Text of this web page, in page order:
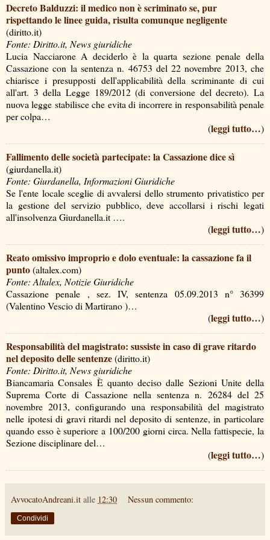
Decreto Balduzzi: il medico non è scriminato se, pur
rispettando le linee guida, risulta comunque negligente
(diritto.it)
Fonte: Diritto.it, News giuridiche
Lucia Nacciarone A deciderlo è la quarta sezione penale della
Cassazione con la sentenza n. 46753 del 22 novembre 2013, che
chiarisce i presupposti dell'applicabilità della scriminante di cui
all'art. 3 della Legge 189/2012 (di conversione del decreto). La
nuova legge stabilisce che evita di incorrere in responsabilità penale
per colpa…
(leggi tutto…)
Fallimento delle società partecipate: la Cassazione dice sì
(giurdanella.it)
Fonte: Giurdanella, Informazioni Giuridiche
Se l'ente locale sceglie di avvalersi dello strumento privatistico per
la gestione del servizio pubblico, deve accollarsi i rischi legati
all'insolvenza Giurdanella.it ….
(leggi tutto…)
Reato omissivo improprio e dolo eventuale: la cassazione fa il
punto(altalex.com)
Fonte: Altalex, Notizie Giuridiche
Cassazione penale , sez. IV, sentenza 05.09.2013 n° 36399
(Valentino Vescio di Martirano )…
(leggi tutto…)
Responsabilità del magistrato: sussiste in caso di grave ritardo
nel deposito delle sentenze(diritto.it)
Fonte: Diritto.it, News giuridiche
Biancamaria Consales È quanto deciso dalle Sezioni Unite della
Suprema Corte di Cassazione nella sentenza n. 26284 del 25
novembre 2013, configurando una responsabilità del magistrato
nelle ipotesi di gravi ritardi nel deposito di sentenze, in particolare
quando esso è superiore a 100/200 giorni circa. Nella fattispecie, la
Sezione disciplinare del…
(leggi tutto…)
AvvocatoAndreani.it alle 12:30 Nessun commento:
Condividi